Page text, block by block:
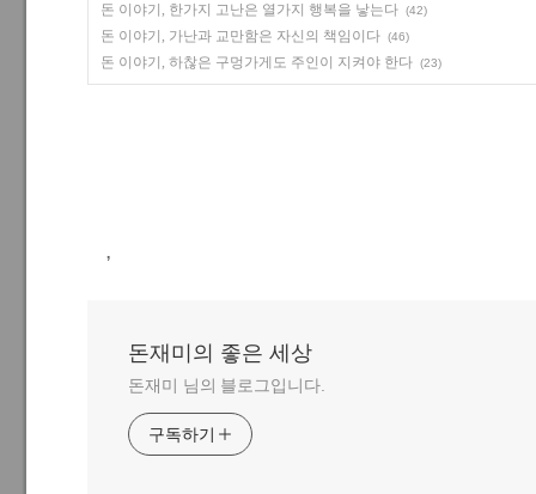
돈 이야기, 한가지 고난은 열가지 행복을 낳는다 (42)
돈 이야기, 가난과 교만함은 자신의 책임이다 (46)
돈 이야기, 하찮은 구멍가게도 주인이 지켜야 한다 (23)
,
돈재미의 좋은 세상
돈재미 님의 블로그입니다.
구독하기